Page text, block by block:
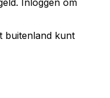
Inloggen om
buitenland kunt